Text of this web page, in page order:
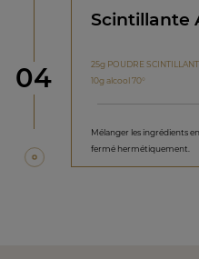
étape
04
Scintillante
25g POUDRE
10g alcool 70°
Mélanger les ingrédients
fermé hermétiquement.